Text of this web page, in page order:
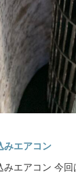
エアコン
エアコン 今回